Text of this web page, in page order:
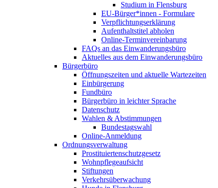
Studium in Flensburg
EU-Bürger*innen - Formulare
Verpflichtungserklärung
Aufenthaltstitel abholen
Online-Terminvereinbarung
FAQs an das Einwanderungsbüro
Aktuelles aus dem Einwanderungsbüro
Bürgerbüro
Öffnungszeiten und aktuelle Wartezeiten
Einbürgerung
Fundbüro
Bürgerbüro in leichter Sprache
Datenschutz
Wahlen & Abstimmungen
Bundestagswahl
Online-Anmeldung
Ordnungsverwaltung
Prostituiertenschutzgesetz
Wohnpflegeaufsicht
Stiftungen
Verkehrsüberwachung